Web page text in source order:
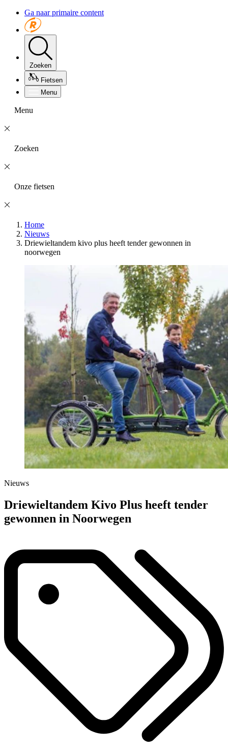
Ga naar primaire content
Zoeken
Fietsen
Menu
Menu
Zoeken
Onze fietsen
Home
Nieuws
Driewieltandem kivo plus heeft tender gewonnen in
noorwegen
Nieuws
Driewieltandem Kivo Plus heeft tender
gewonnen in Noorwegen